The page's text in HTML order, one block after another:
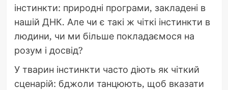
інстинкти: природні програми, закладені в
нашій ДНК. Але чи є такі ж чіткі інстинкти в
людини, чи ми більше покладаємося на
розум і досвід?
У тварин інстинкти часто діють як чіткий
сценарій: бджоли танцюють, щоб вказати